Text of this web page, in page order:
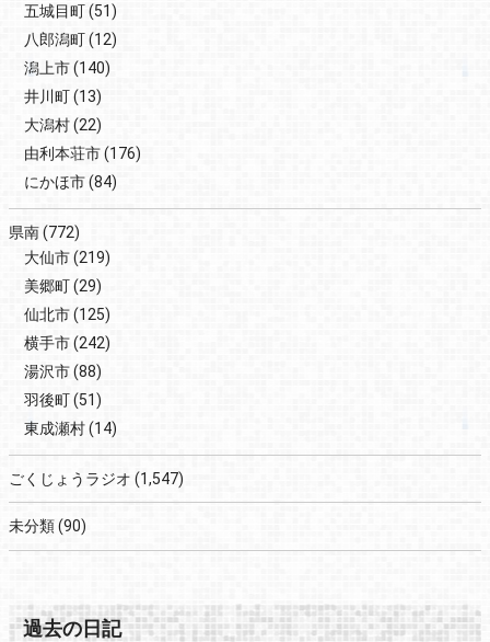
五城目町(51)
八郎潟町(12)
潟上市(140)
井川町(13)
大潟村(22)
由利本荘市(176)
にかほ市(84)
県南(772)
大仙市(219)
美郷町(29)
仙北市(125)
横手市(242)
湯沢市(88)
羽後町(51)
東成瀬村(14)
ごくじょうラジオ (1,547)
未分類(90)
過去の日記